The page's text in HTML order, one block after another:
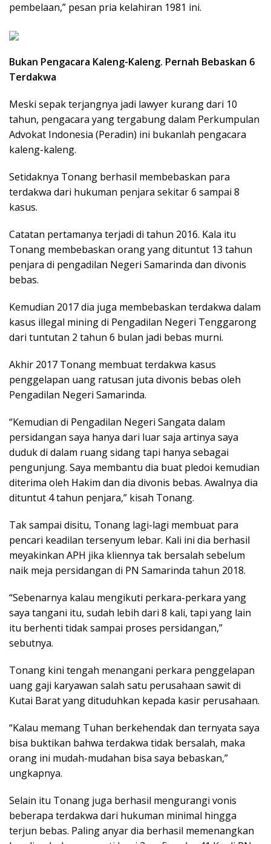
pembelaan,” pesan pria kelahiran 1981 ini.
Bukan Pengacara Kaleng-Kaleng. Pernah Bebaskan 6
Terdakwa
Meski sepak terjangnya jadi lawyer kurang dari 10
tahun, pengacara yang tergabung dalam Perkumpulan
Advokat Indonesia (Peradin) ini bukanlah pengacara
kaleng-kaleng.
Setidaknya Tonang berhasil membebaskan para
terdakwa dari hukuman penjara sekitar 6 sampai 8
kasus.
Catatan pertamanya terjadi di tahun 2016. Kala itu
Tonang membebaskan orang yang dituntut 13 tahun
penjara di pengadilan Negeri Samarinda dan divonis
bebas.
Kemudian 2017 dia juga membebaskan terdakwa dalam
kasus illegal mining di Pengadilan Negeri Tenggarong
dari tuntutan 2 tahun 6 bulan jadi bebas murni.
Akhir 2017 Tonang membuat terdakwa kasus
penggelapan uang ratusan juta divonis bebas oleh
Pengadilan Negeri Samarinda.
“Kemudian di Pengadilan Negeri Sangata dalam
persidangan saya hanya dari luar saja artinya saya
duduk di dalam ruang sidang tapi hanya sebagai
pengunjung. Saya membantu dia buat pledoi kemudian
diterima oleh Hakim dan dia divonis bebas. Awalnya dia
dituntut 4 tahun penjara,” kisah Tonang.
Tak sampai disitu, Tonang lagi-lagi membuat para
pencari keadilan tersenyum lebar. Kali ini dia berhasil
meyakinkan APH jika kliennya tak bersalah sebelum
naik meja persidangan di PN Samarinda tahun 2018.
“Sebenarnya kalau mengikuti perkara-perkara yang
saya tangani itu, sudah lebih dari 8 kali, tapi yang lain
itu berhenti tidak sampai proses persidangan,”
sebutnya.
Tonang kini tengah menangani perkara penggelapan
uang gaji karyawan salah satu perusahaan sawit di
Kutai Barat yang dituduhkan kepada kasir perusahaan.
“Kalau memang Tuhan berkehendak dan ternyata saya
bisa buktikan bahwa terdakwa tidak bersalah, maka
orang ini mudah-mudahan bisa saya bebaskan,”
ungkapnya.
Selain itu Tonang juga berhasil mengurangi vonis
beberapa terdakwa dari hukuman minimal hingga
terjun bebas. Paling anyar dia berhasil memenangkan